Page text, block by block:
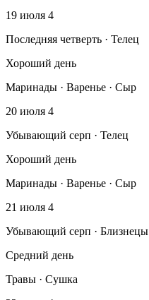
19 июля 4
Последняя четверть · Телец
Хороший день
Маринады · Варенье · Сыр
20 июля 4
Убывающий серп · Телец
Хороший день
Маринады · Варенье · Сыр
21 июля 4
Убывающий серп · Близнецы
Средний день
Травы · Сушка